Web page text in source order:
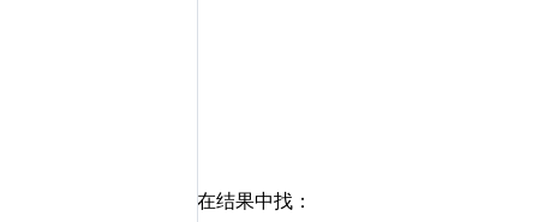
在结果中找：